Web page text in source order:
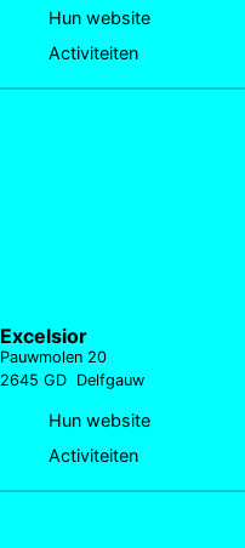
Hun website
Activiteiten
Excelsior
Pauwmolen 20
2645 GD Delfgauw
Hun website
Activiteiten